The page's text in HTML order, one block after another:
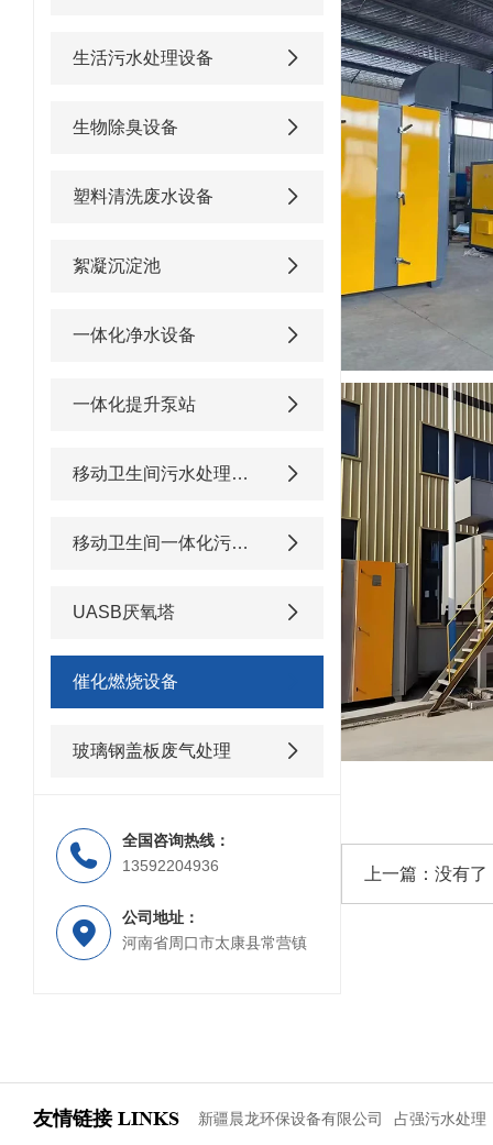
生活污水处理设备
生物除臭设备
塑料清洗废水设备
絮凝沉淀池
一体化净水设备
一体化提升泵站
移动卫生间污水处理设备
移动卫生间一体化污水处理设备
UASB厌氧塔
催化燃烧设备
玻璃钢盖板废气处理
全国咨询热线：
13592204936
公司地址：
河南省周口市太康县常营镇
上一篇：没有了
友情链接 LINKS 新疆晨龙环保设备有限公司 占强污水处理